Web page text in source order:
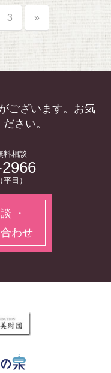
3 »
ございます。お気
さい。
料相談
日）
・
わせ